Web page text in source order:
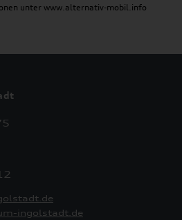
unter www.alternativ-mobil.info
ingolstadt.de